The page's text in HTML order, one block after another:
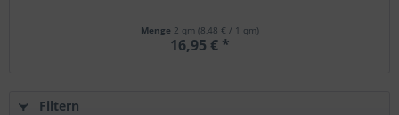
Menge 2 qm (8,48 € / 1 qm)
16,95 € *
Filtern